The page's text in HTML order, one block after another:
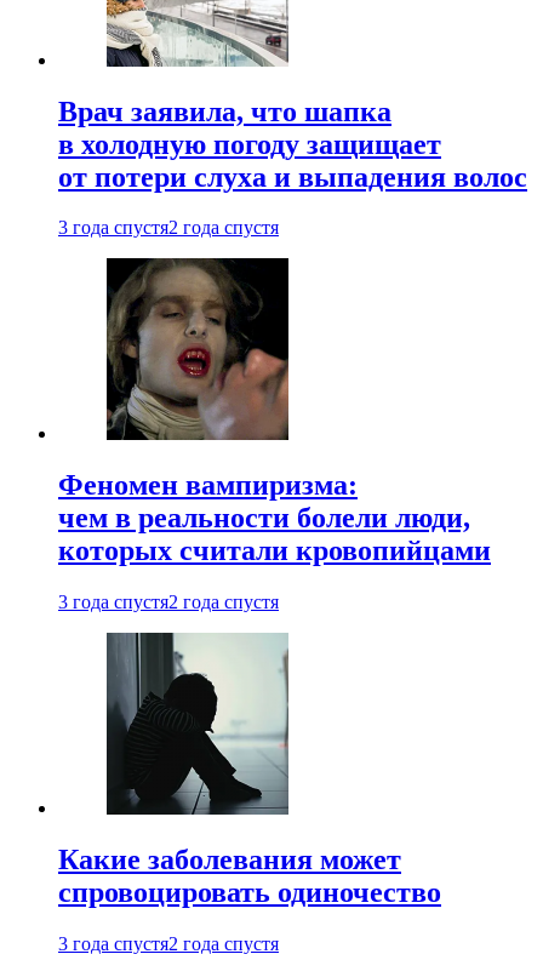
Врач заявила, что шапка
в холодную погоду защищает
от потери слуха и выпадения волос
3 года спустя2 года спустя
Феномен вампиризма:
чем в реальности болели люди,
которых считали кровопийцами
3 года спустя2 года спустя
Какие заболевания может
спровоцировать одиночество
3 года спустя2 года спустя